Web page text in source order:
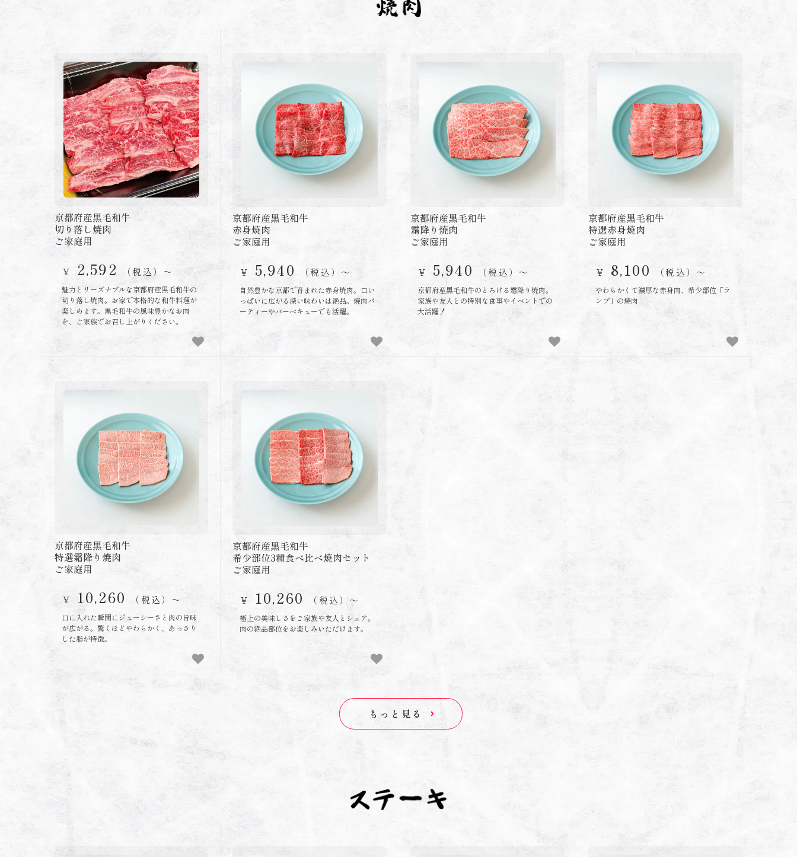
京都府産黒毛和牛
切り落し焼肉
ご家庭用
￥ 2,592 （税込）〜
魅力とリーズナブルな京都府産黒毛和牛の
切り落し焼肉。お家で本格的な和牛料理が
楽しめます。黒毛和牛の風味豊かなお肉
を、ご家族でお召し上がりください。
京都府産黒毛和牛
赤身焼肉
ご家庭用
￥ 5,940 （税込）〜
自然豊かな京都で育まれた赤身焼肉。口い
っぱいに広がる深い味わいは絶品。焼肉パ
ーティーやバーベキューでも活躍。
京都府産黒毛和牛
霜降り焼肉
ご家庭用
￥ 5,940 （税込）〜
京都府産黒毛和牛のとろける霜降り焼肉。
家族や友人との特別な食事やイベントでの
大活躍！
京都府産黒毛和牛
特選赤身焼肉
ご家庭用
￥ 8,100 （税込）〜
やわらかくて濃厚な赤身肉、希少部位「ラ
ンプ」の焼肉
京都府産黒毛和牛
特選霜降り焼肉
ご家庭用
￥ 10,260 （税込）〜
口に入れた瞬間にジューシーさと肉の旨味
が広がる。驚くほどやわらかく、あっさり
した脂が特徴。
京都府産黒毛和牛
希少部位3種食べ比べ焼肉セット
ご家庭用
￥ 10,260 （税込）〜
極上の美味しさをご家族や友人とシェア。
肉の絶品部位をお楽しみいただけます。
もっと見る